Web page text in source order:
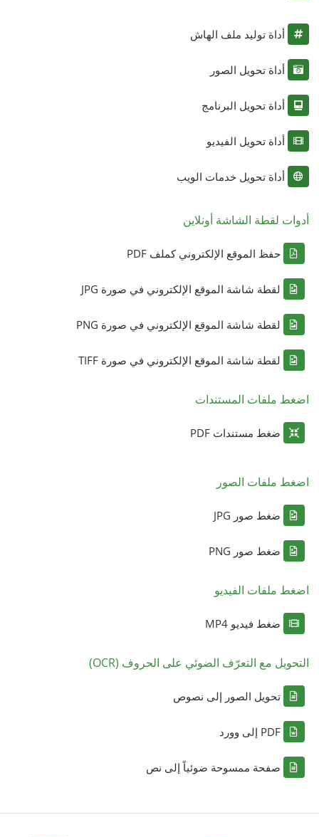
أداة توليد ملف الهاش
أداة تحويل الصور
أداة تحويل البرنامج
أداة تحويل الفيديو
أداة تحويل خدمات الويب
أدوات لقطة الشاشة أونلاين
حفظ الموقع الإلكتروني كملف PDF
لقطة شاشة الموقع الإلكتروني في صورة JPG
لقطة شاشة الموقع الإلكتروني في صورة PNG
لقطة شاشة الموقع الإلكتروني في صورة TIFF
اضغط ملفات المستندات
ضغط مستندات PDF
اضغط ملفات الصور
ضغط صور JPG
ضغط صور PNG
اضغط ملفات الفيديو
ضغط فيديو MP4
التحويل مع التعرّف الضوئي على الحروف (OCR)
تحويل الصور إلى نصوص
PDF إلى وورد
صفحة ممسوحة ضوئياً إلى نص